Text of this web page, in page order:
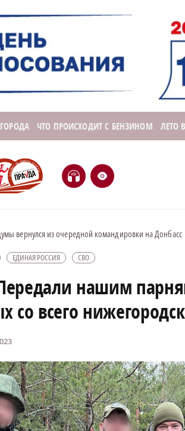
ЧТО ПРОИСХОДИТ С БЕНЗИНОМ ЛЕТО
H e
вернулся из очередной командировки на Донбасс
ЕДИНАЯ РОССИЯ СВО
нашим
со всего